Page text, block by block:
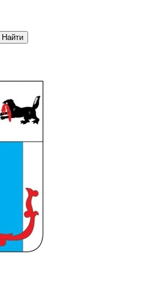
Найти